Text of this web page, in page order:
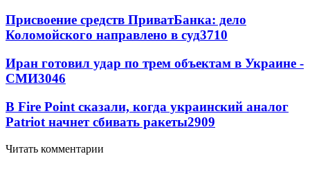
Присвоение средств ПриватБанка: дело
Коломойского направлено в суд3710
Иран готовил удар по трем объектам в Украине -
СМИ3046
В Fire Point сказали, когда украинский аналог
Patriot начнет сбивать ракеты2909
Читать комментарии